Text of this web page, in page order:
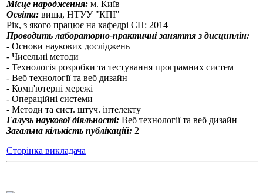
Місце народження: м. Київ
Освіта: вища, НТУУ "КПІ"
Рік, з якого працює на кафедрі СП: 2014
Проводить лабораторно-практичні заняття з дисциплін:
- Основи наукових досліджень
- Чисельні методи
- Технологія розробки та тестування програмних систем
- Веб технології та веб дизайн
- Комп'ютерні мережі
- Операційні системи
- Методи та сист. штуч. інтелекту
Галузь наукової діяльності: Веб технології та веб дизайн
Загальна кількість публікацій: 2
Сторінка викладача